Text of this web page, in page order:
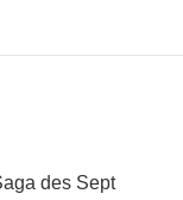
des Sept